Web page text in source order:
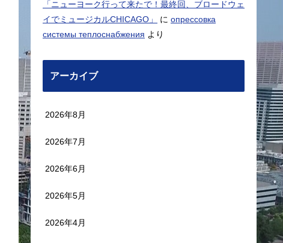
「ニューヨーク行って来たで！最終回、ブロードウェ
イでミュージカルCHICAGO」
に опрессовка
системы теплоснабжения より
アーカイブ
2026年8月
2026年7月
2026年6月
2026年5月
2026年4月